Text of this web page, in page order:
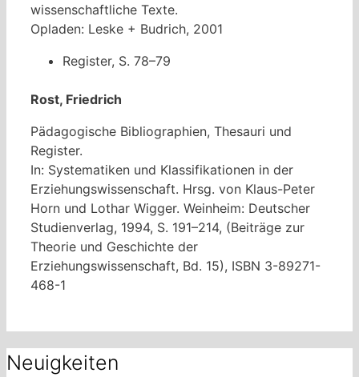
wissenschaftliche Texte.
Opladen: Leske + Budrich, 2001
Register, S. 78–79
Rost, Friedrich
Pädagogische Bibliographien, Thesauri und
Register.
In: Systematiken und Klassifikationen in der
Erziehungswissenschaft. Hrsg. von Klaus-Peter
Horn und Lothar Wigger. Weinheim: Deutscher
Studienverlag, 1994, S. 191–214, (Beiträge zur
Theorie und Geschichte der
Erziehungswissenschaft, Bd. 15), ISBN 3-89271-
468-1
Neuigkeiten